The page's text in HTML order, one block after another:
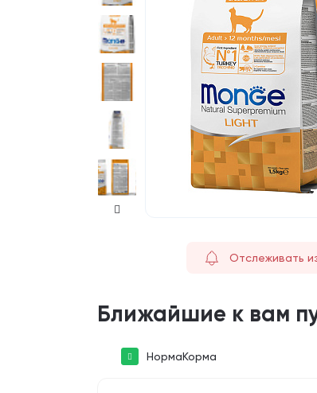
Отслеживать
Ближайшие к вам
НормаКорма